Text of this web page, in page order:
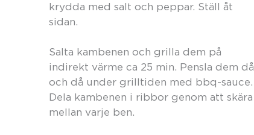
krydda med salt och peppar. Ställ åt
sidan.
Salta kambenen och grilla dem på
indirekt värme ca 25 min. Pensla dem då
och då under grilltiden med bbq-sauce.
Dela kambenen i ribbor genom att skära
mellan varje ben.